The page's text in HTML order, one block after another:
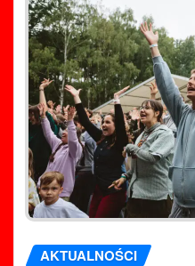
AKTUALNOŚCI